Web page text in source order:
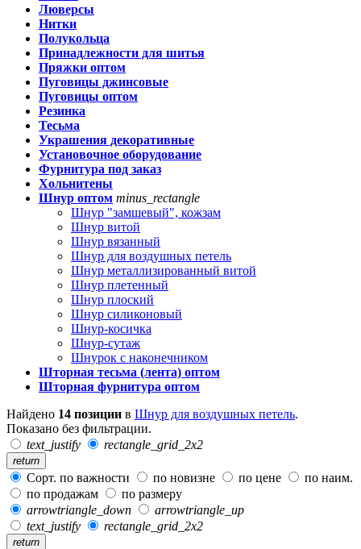
Люверсы
Нитки
Полукольца
Принадлежности для шитья
Пряжки оптом
Пуговицы джинсовые
Пуговицы оптом
Резинка
Тесьма
Украшения декоративные
Установочное оборудование
Фурнитура под заказ
Хольнитены
Шнур оптом minus_rectangle
Шнур "замшевый", кожзам
Шнур витой
Шнур вязанный
Шнур для воздушных петель
Шнур металлизированный витой
Шнур плетенный
Шнур плоский
Шнур силиконовый
Шнур-косичка
Шнур-сутаж
Шнурок с наконечником
Шторная тесьма (лента) оптом
Шторная фурнитура оптом
Найдено 14 позиции в Шнур для воздушных петель.
Показано без фильтрации.
text_justify
rectangle_grid_2x2
return
Сорт. по важности по новизне по цене
по наим.
по продажам
по размеру
arrowtriangle_down
arrowtriangle_up
text_justify
rectangle_grid_2x2
return